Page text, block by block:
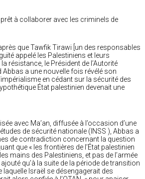
à collaborer avec les criminels de
que Tawfik Tirawi [un des responsables
appelé les Palestiniens et leurs
résistance, le Président de l’Autorité
a une nouvelle fois révélé son
en cédant sur la sécurité des
État palestinien devenait une
avec Ma’an, diffusée à l’occasion d’une
de sécurité nationale (INSS ), Abbas a
de contradiction concernant la question
que « les frontières de l’État palestinien
mains des Palestiniens, et pas de l’armée
qu’à la suite de la période de transition
Israël se désengagerait des